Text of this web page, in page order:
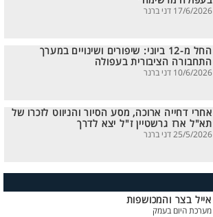
17/6/2026 דני ברנר
החל מ-12 ביוני: שיפורים ושינויים במערך
התחבורה הציבורית בעפולה
10/6/2026 דני ברנר
אחרי דחייה ארוכה, מסע הסיור והניווט לזכרו של
תא"ל ארז גרשטיין ז"ל יצא לדרך
25/5/2026 דני ברנר
אייל בצר והמכושפות
מערכת היום בעמק